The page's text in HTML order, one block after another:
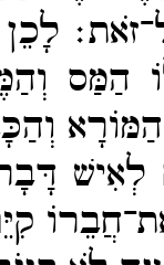
הַמַּס
לְאִישׁ